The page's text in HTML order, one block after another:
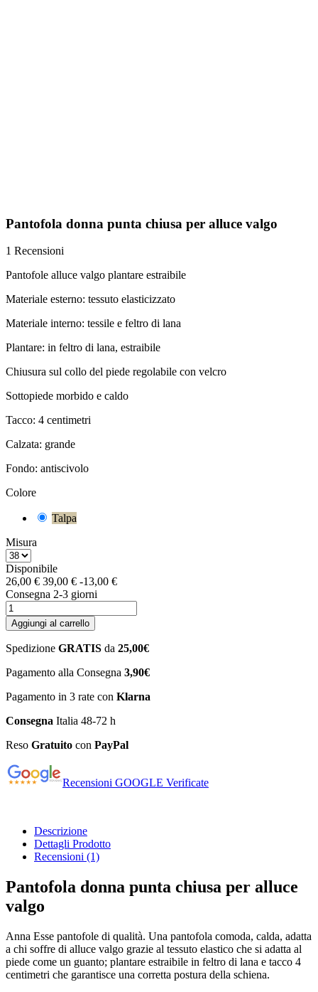
Pantofola donna punta chiusa per alluce valgo
1 Recensioni
Pantofole alluce valgo plantare estraibile
Materiale esterno: tessuto elasticizzato
Materiale interno: tessile e feltro di lana
Plantare: in feltro di lana, estraibile
Chiusura sul collo del piede regolabile con velcro
Sottopiede morbido e caldo
Tacco: 4 centimetri
Calzata: grande
Fondo: antiscivolo
Colore
Talpa
Misura
Disponibile
26,00 € 39,00 € -13,00 €
Consegna 2-3 giorni
Aggiungi al carrello
Spedizione GRATIS da 25,00€
Pagamento alla Consegna 3,90€
Pagamento in 3 rate con Klarna
Consegna Italia 48-72 h
Reso Gratuito con PayPal
Recensioni GOOGLE Verificate
Descrizione
Dettagli Prodotto
Recensioni (1)
Pantofola donna punta chiusa per alluce
valgo
Anna Esse pantofole di qualità. Una pantofola comoda, calda, adatta
a chi soffre di alluce valgo grazie al tessuto elastico che si adatta al
piede come un guanto; plantare estraibile in feltro di lana e tacco 4
centimetri che garantisce una corretta postura della schiena.